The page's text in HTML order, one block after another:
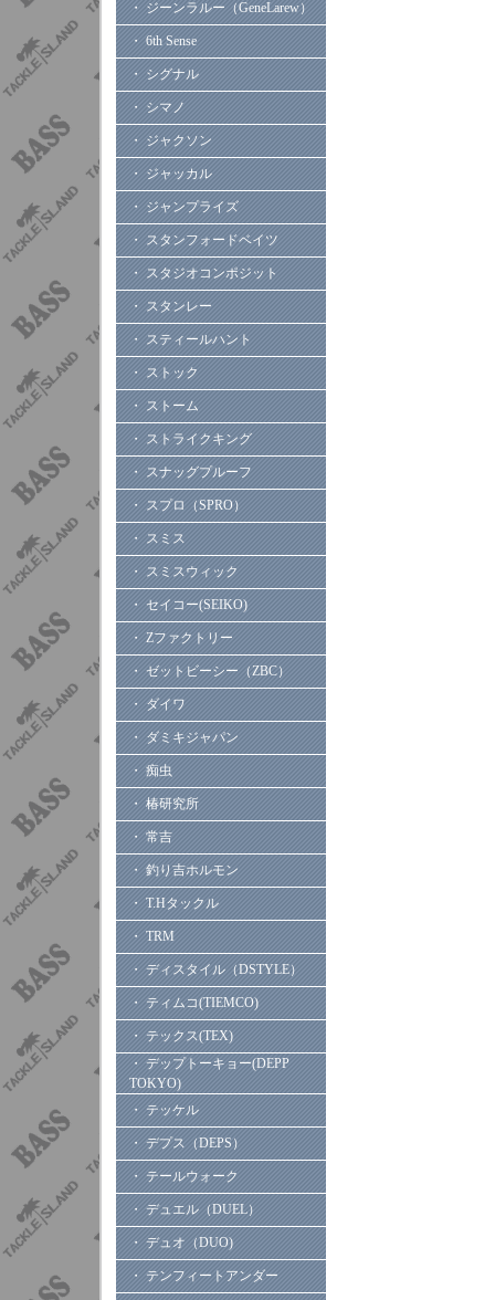
・ ジーンラルー（GeneLarew）
・ 6th Sense
・ シグナル
・ シマノ
・ ジャクソン
・ ジャッカル
・ ジャンプライズ
・ スタンフォードベイツ
・ スタジオコンポジット
・ スタンレー
・ スティールハント
・ ストック
・ ストーム
・ ストライクキング
・ スナッグプルーフ
・ スプロ（SPRO）
・ スミス
・ スミスウィック
・ セイコー(SEIKO)
・ Zファクトリー
・ ゼットビーシー（ZBC）
・ ダイワ
・ ダミキジャパン
・ 痴虫
・ 椿研究所
・ 常吉
・ 釣り吉ホルモン
・ T.Hタックル
・ TRM
・ ディスタイル（DSTYLE）
・ ティムコ(TIEMCO)
・ テックス(TEX)
・ デップトーキョー(DEPP
TOKYO)
・ テッケル
・ デプス（DEPS）
・ テールウォーク
・ デュエル（DUEL）
・ デュオ（DUO)
・ テンフィートアンダー